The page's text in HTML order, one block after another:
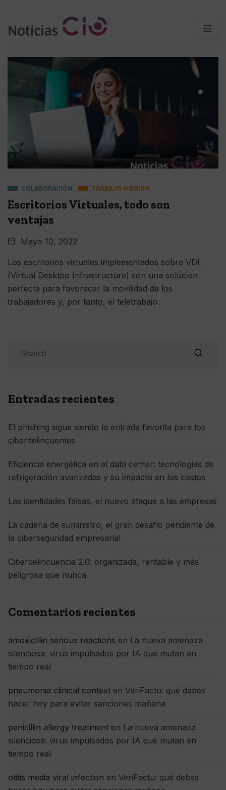
COLABORACIÓN TRABAJO HIBRIDO
Escritorios Virtuales, todo son
ventajas
Mayo 10, 2022
Los escritorios virtuales implementados sobre VDI
(Virtual Desktop Infrastructure) son una solución
perfecta para favorecer la movilidad de los
trabajadores y, por tanto, el teletrabajo.
Entradas recientes
El phishing sigue siendo la entrada favorita para los
ciberdelincuentes
Eficiencia energética en el data center: tecnologías de
refrigeración avanzadas y su impacto en los costes
Las identidades falsas, el nuevo ataque a las empresas
La cadena de suministro, el gran desafío pendiente de
la ciberseguridad empresarial
Ciberdelincuencia 2.0: organizada, rentable y más
peligrosa que nunca
Comentarios recientes
amoxicillin serious reactions en La nueva amenaza
silenciosa: virus impulsados por IA que mutan en
tiempo real
pneumonia clinical context en VeriFactu: qué debes
hacer hoy para evitar sanciones mañana
penicillin allergy treatment en La nueva amenaza
silenciosa: virus impulsados por IA que mutan en
tiempo real
otitis media viral infection en VeriFactu: qué debes